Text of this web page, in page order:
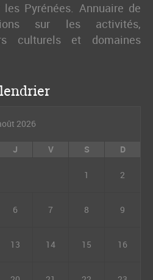
Pyrénées. Annuaire de
sur les activités,
culturels et domaines
2026
J V S D
1 2
6 7 8 9
13 14 15 16